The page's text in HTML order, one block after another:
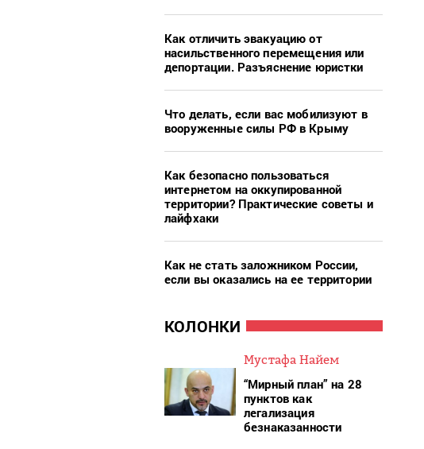
Как отличить эвакуацию от
насильственного перемещения или
депортации. Разъяснение юристки
Что делать, если вас мобилизуют в
вооруженные силы РФ в Крыму
Как безопасно пользоваться
интернетом на оккупированной
территории? Практические советы и
лайфхаки
Как не стать заложником России,
если вы оказались на ее территории
КОЛОНКИ
Мустафа Найем
“Мирный план” на 28
пунктов как
легализация
безнаказанности